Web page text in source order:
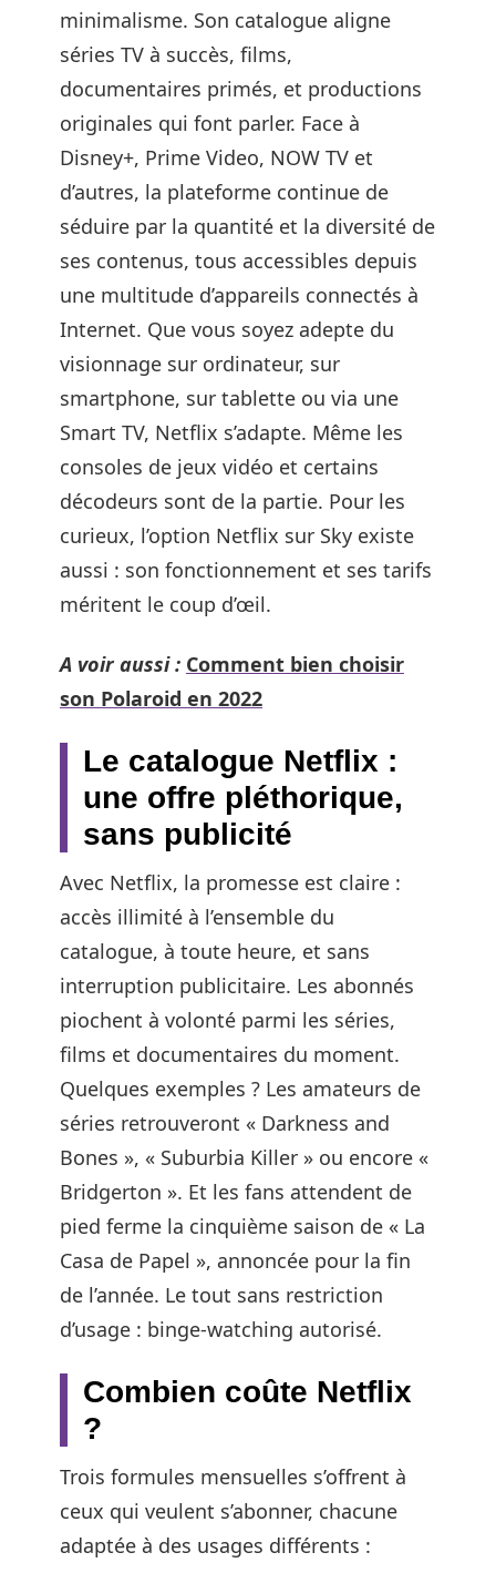
minimalisme. Son catalogue aligne
séries TV à succès, films,
documentaires primés, et productions
originales qui font parler. Face à
Disney+, Prime Video, NOW TV et
d’autres, la plateforme continue de
séduire par la quantité et la diversité de
ses contenus, tous accessibles depuis
une multitude d’appareils connectés à
Internet. Que vous soyez adepte du
visionnage sur ordinateur, sur
smartphone, sur tablette ou via une
Smart TV, Netflix s’adapte. Même les
consoles de jeux vidéo et certains
décodeurs sont de la partie. Pour les
curieux, l’option Netflix sur Sky existe
aussi : son fonctionnement et ses tarifs
méritent le coup d’œil.
A voir aussi : Comment bien choisir
son Polaroid en 2022
Le catalogue Netflix :
une offre pléthorique,
sans publicité
Avec Netflix, la promesse est claire :
accès illimité à l’ensemble du
catalogue, à toute heure, et sans
interruption publicitaire. Les abonnés
piochent à volonté parmi les séries,
films et documentaires du moment.
Quelques exemples ? Les amateurs de
séries retrouveront « Darkness and
Bones », « Suburbia Killer » ou encore «
Bridgerton ». Et les fans attendent de
pied ferme la cinquième saison de « La
Casa de Papel », annoncée pour la fin
de l’année. Le tout sans restriction
d’usage : binge-watching autorisé.
Combien coûte Netflix
?
Trois formules mensuelles s’offrent à
ceux qui veulent s’abonner, chacune
adaptée à des usages différents :